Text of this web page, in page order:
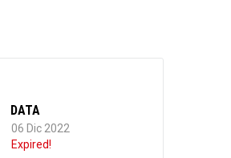
DATA
06 Dic 2022
Expired!